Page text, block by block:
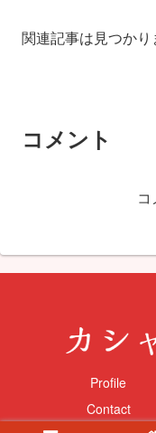
関連記事は見つかり
コメント
コ
Profile
Contact